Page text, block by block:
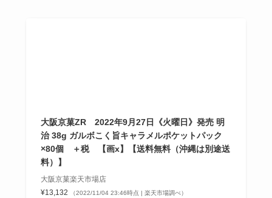
大阪京菓ZR 2022年9月27日《火曜日》発売 明
治 38g ガルボこく旨キャラメルポケットパック
×80個 ＋税 【画x】【送料無料（沖縄は別途送
料）】
大阪京菓楽天市場店
¥13,132
（2022/11/04 23:46時点 | 楽天市場調べ）